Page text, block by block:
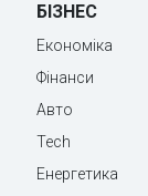
БІЗНЕС
Економіка
Фінанси
Авто
Tech
Енергетика